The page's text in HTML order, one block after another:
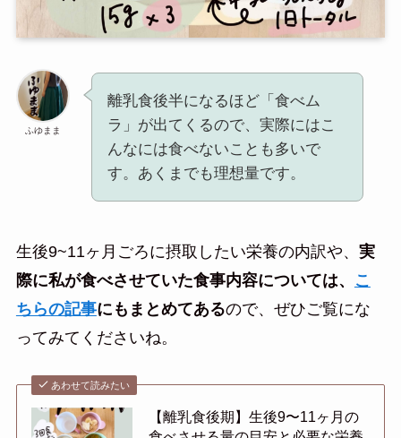
ふゆまま
離乳食後半になるほど「食べム
ラ」が出てくるので、実際にはこ
んなには食べないことも多いで
す。あくまでも理想量です。
生後9~11ヶ月ごろに摂取したい栄養の内訳や、 実
際に私が食べさせていた食事内容については、
こ
ちらの記事にもまとめてあるので、ぜひご覧にな
ってみてくださいね。
あわせて読みたい
【離乳食後期】生後9〜11ヶ月の